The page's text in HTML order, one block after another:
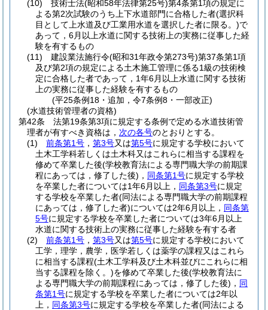
(10)
技術士法(昭和58年法律第25号)第4条第1項の規定に
よる第2次試験のうち上下水道部門に合格した者(選択科
目として上水道及び工業用水道を選択した者に限る。)で
あって，6月以上水道に関する技術上の実務に従事した経
験を有するもの
(11)
建設業法施行令(昭和31年政令第273号)第37条第1項
及び第2項の規定による土木施工管理に係る1級の技術検
定に合格した者であって，1年6月以上水道に関する技術
上の実務に従事した経験を有するもの
(平25条例18・追加，令7条例8・一部改正)
(水道技術管理者の資格)
第42条
法第19条第3項に規定する条例で定める水道技術管
理者が有すべき資格は， 次の各号のとおりとする。
(1)
前条第1号 ， 第3号又は第5号に規定する学校において
土木工学科若しくは土木科又はこれらに相当する課程を
修めて卒業した後(学校教育法による専門職大学の前期課
程にあっては，修了した後) ， 同条第1号に規定する学校
を卒業した者については1年6月以上， 同条第3号に規定
する学校を卒業した者(同法による専門職大学の前期課程
にあっては，修了した者)については2年6月以上， 同条第
5号に規定する学校を卒業した者については3年6月以上
水道に関する技術上の実務に従事した経験を有する者
(2)
前条第1号 ， 第3号又は第5号に規定する学校において
工学，理学，農学，医学若しくは薬学の課程又はこれら
に相当する課程(土木工学科及び土木科並びにこれらに相
当する課程を除く。)を修めて卒業した後(学校教育法に
よる専門職大学の前期課程にあっては，修了した後) ， 同
条第1号に規定する学校を卒業した者については2年以
上， 同条第3号に規定する学校を卒業した者(同法による